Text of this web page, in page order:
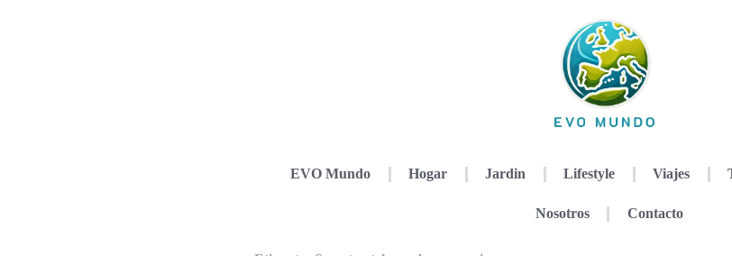
EVO Mundo Hogar Jardin Lifestyle Viajes
Nosotros Contacto